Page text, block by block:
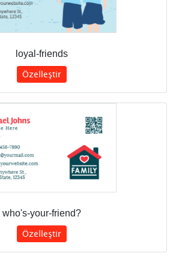
loyal-friends
Özelleştir
who's-your-friend?
Özelleştir